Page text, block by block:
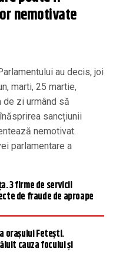
nemotivate
au decis, joi
marti, 25 martie,
de zi urmând să
sancțiunii
nemotivat.
parlamentare a
3 firme de servicii
de fraude de aproape
orașului Fetești.
cauza focului și